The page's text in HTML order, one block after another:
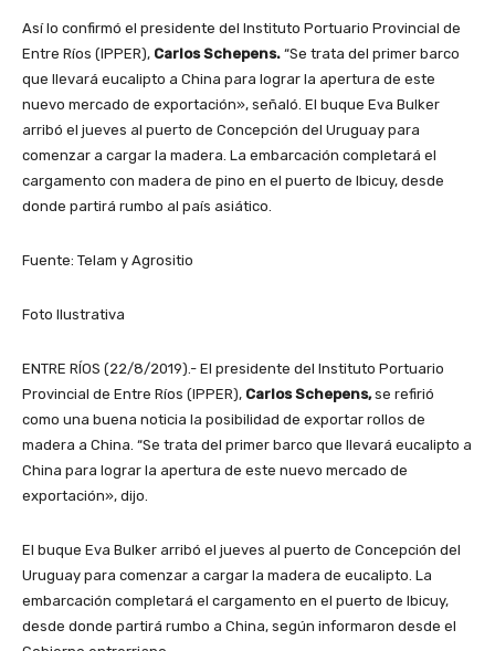
Así lo confirmó el presidente del Instituto Portuario Provincial de
Entre Ríos (IPPER), Carlos Schepens. “Se trata del primer barco
que llevará eucalipto a China para lograr la apertura de este
nuevo mercado de exportación», señaló. El buque Eva Bulker
arribó el jueves al puerto de Concepción del Uruguay para
comenzar a cargar la madera. La embarcación completará el
cargamento con madera de pino en el puerto de Ibicuy, desde
donde partirá rumbo al país asiático.
Fuente: Telam y Agrositio
Foto Ilustrativa
ENTRE RÍOS (22/8/2019).- El presidente del Instituto Portuario
Provincial de Entre Ríos (IPPER), Carlos Schepens,se refirió
como una buena noticia la posibilidad de exportar rollos de
madera a China. “Se trata del primer barco que llevará eucalipto a
China para lograr la apertura de este nuevo mercado de
exportación», dijo.
El buque Eva Bulker arribó el jueves al puerto de Concepción del
Uruguay para comenzar a cargar la madera de eucalipto. La
embarcación completará el cargamento en el puerto de Ibicuy,
desde donde partirá rumbo a China, según informaron desde el